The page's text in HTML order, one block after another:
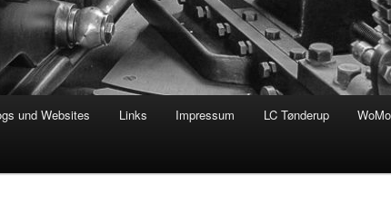
und Websites Links Impressum LC Tønderup